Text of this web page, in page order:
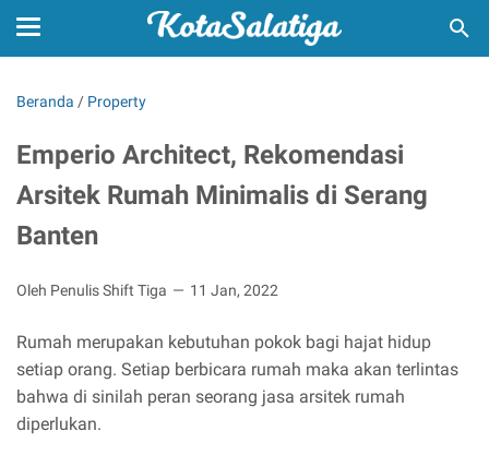
Beranda / Property
Emperio Architect, Rekomendasi
Arsitek Rumah Minimalis di Serang
Banten
Oleh Penulis Shift Tiga 11 Jan, 2022
Rumah merupakan kebutuhan pokok bagi hajat hidup
setiap orang. Setiap berbicara rumah maka akan terlintas
bahwa di sinilah peran seorang jasa arsitek rumah
diperlukan.